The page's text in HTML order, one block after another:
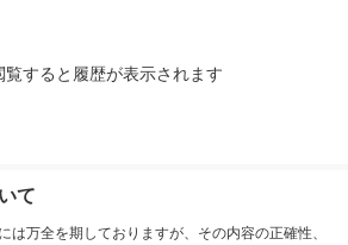
覧すると履歴が表示されます
て
は万全を期しておりますが、その内容の正確性、